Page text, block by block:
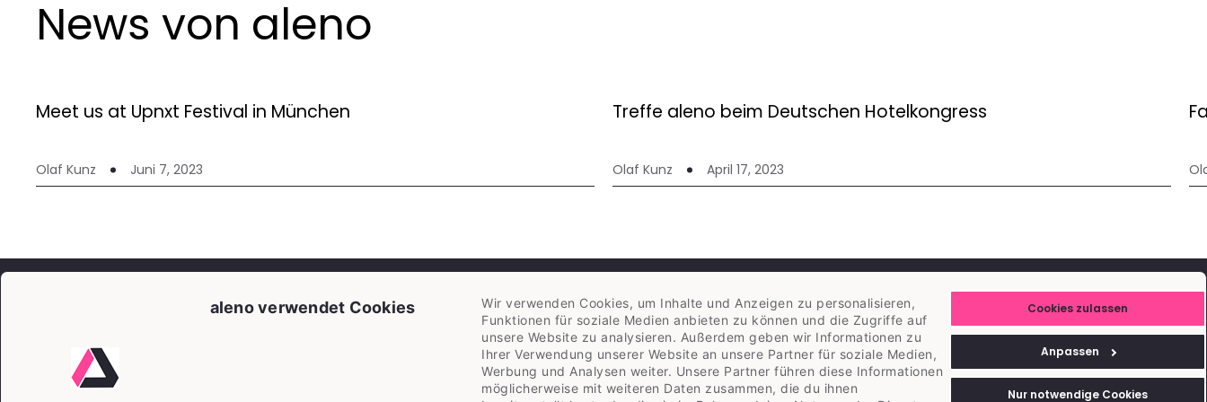
aleno verwendet Cookies
Wir verwenden Cookies, um Inhalte und Anzeigen zu personalisieren,
Funktionen für soziale Medien anbieten zu können und die Zugriffe auf
unsere Website zu analysieren. Außerdem geben wir Informationen zu
Ihrer Verwendung unserer Website an unsere Partner für soziale Medien,
Werbung und Analysen weiter. Unsere Partner führen diese Informationen
möglicherweise mit weiteren Daten zusammen, die du ihnen
Cookies zulassen
Anpassen
Nur notwendige Cookies
News von aleno
Meet us at Upnxt Festival in München
Olaf Kunz Juni 7, 2023
Treffe aleno beim Deutschen Hotelkongress
Olaf Kunz April 17, 2023
Kunden
HILFE INFORMATION
Kontakt
Referral-Programm
AGB/Datenschutz
KONTAKTIERE UNS
CH: +41 43 588 00 10
DE: +49 89 21094880
info@aleno.me